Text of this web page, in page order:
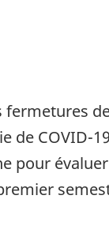
fermetures
de COVID-
pour